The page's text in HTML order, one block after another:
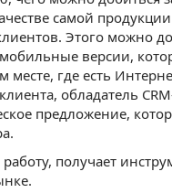
самой
Этого можно
версии,
где есть
обладатель
предложение,
получает